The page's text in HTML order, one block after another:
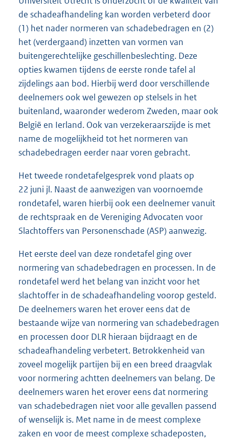
de schadeafhandeling kan worden verbeterd door
(1) het nader normeren van schadebedragen en (2)
het (verdergaand) inzetten van vormen van
buitengerechtelijke geschillenbeslechting. Deze
opties kwamen tijdens de eerste ronde tafel al
zijdelings aan bod. Hierbij werd door verschillende
deelnemers ook wel gewezen op stelsels in het
buitenland, waaronder wederom Zweden, maar ook
België en Ierland. Ook van verzekeraarszijde is met
name de mogelijkheid tot het normeren van
schadebedragen eerder naar voren gebracht.
Het tweede rondetafelgesprek vond plaats op
22 juni jl. Naast de aanwezigen van voornoemde
rondetafel, waren hierbij ook een deelnemer vanuit
de rechtspraak en de Vereniging Advocaten voor
Slachtoffers van Personenschade (ASP) aanwezig.
Het eerste deel van deze rondetafel ging over
normering van schadebedragen en processen. In de
rondetafel werd het belang van inzicht voor het
slachtoffer in de schadeafhandeling voorop gesteld.
De deelnemers waren het erover eens dat de
bestaande wijze van normering van schadebedragen
en processen door DLR hieraan bijdraagt en de
schadeafhandeling verbetert. Betrokkenheid van
zoveel mogelijk partijen bij en een breed draagvlak
voor normering achtten deelnemers van belang. De
deelnemers waren het erover eens dat normering
van schadebedragen niet voor alle gevallen passend
of wenselijk is. Met name in de meest complexe
zaken en voor de meest complexe schadeposten,